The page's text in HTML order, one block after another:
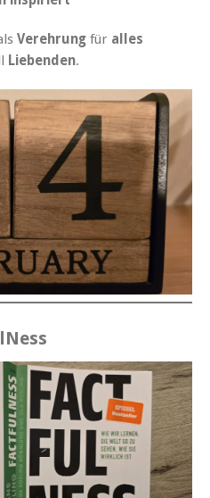
Verehrung für alles
Liebenden.